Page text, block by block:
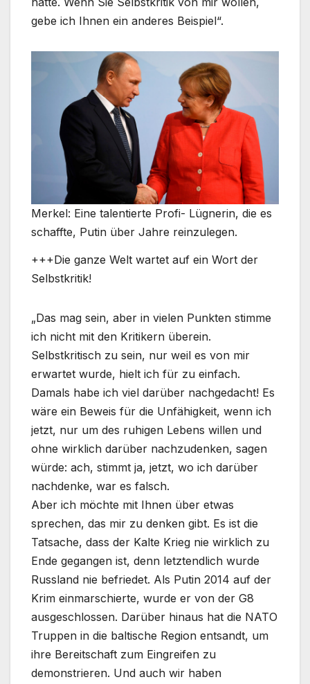
gebe ich Ihnen ein anderes Beispiel“.
Merkel: Eine talentierte Profi- Lügnerin, die es
schaffte, Putin über Jahre reinzulegen.
+++Die ganze Welt wartet auf ein Wort der
Selbstkritik!
„Das mag sein, aber in vielen Punkten stimme
ich nicht mit den Kritikern überein.
Selbstkritisch zu sein, nur weil es von mir
erwartet wurde, hielt ich für zu einfach.
Damals habe ich viel darüber nachgedacht! Es
wäre ein Beweis für die Unfähigkeit, wenn ich
jetzt, nur um des ruhigen Lebens willen und
ohne wirklich darüber nachzudenken, sagen
würde: ach, stimmt ja, jetzt, wo ich darüber
nachdenke, war es falsch.
Aber ich möchte mit Ihnen über etwas
sprechen, das mir zu denken gibt. Es ist die
Tatsache, dass der Kalte Krieg nie wirklich zu
Ende gegangen ist, denn letztendlich wurde
Russland nie befriedet. Als Putin 2014 auf der
Krim einmarschierte, wurde er von der G8
ausgeschlossen. Darüber hinaus hat die NATO
Truppen in die baltische Region entsandt, um
ihre Bereitschaft zum Eingreifen zu
demonstrieren. Und auch wir haben